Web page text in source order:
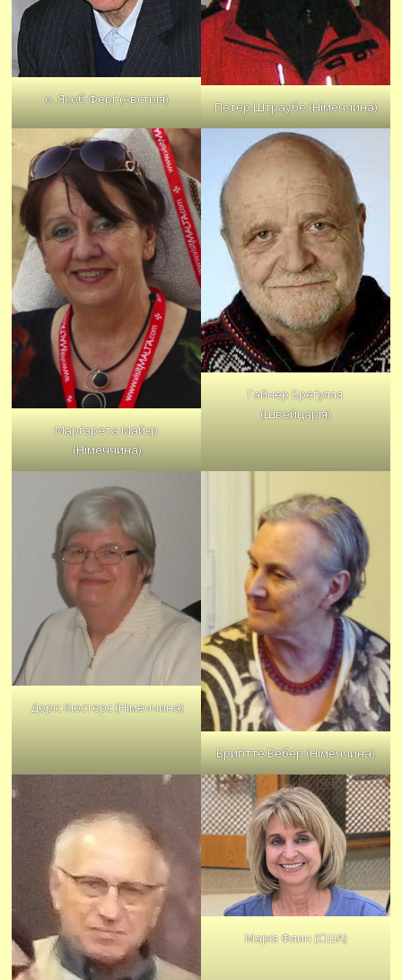
о. Якоб Ферґ (Австрія) Петер Штраубе (Німеччина)
Марґарета Майєр
(Німеччина)
Гайнер Бреґулля
(Швейцарія)
Доріс Кюстерс (Німеччина)
Бриґітте Вебер (Німеччина)
Марія Флин (США)